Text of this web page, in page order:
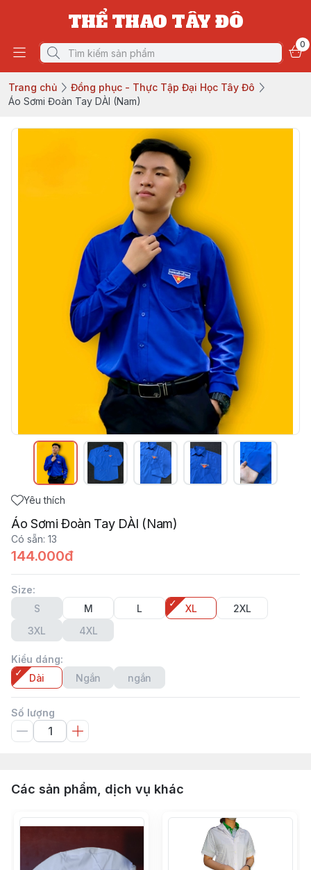
THỂ THAO TÂY ĐÔ
0
Trang chủ
Đồng phục - Thực Tập Đại Học Tây Đô
Áo Sơmi Đoàn Tay DÀI (Nam)
Yêu thích
Áo Sơmi Đoàn Tay DÀI (Nam)
Có sẵn: 13
144.000đ
Size:
S
M L XL
2XL
3XL
4XL
Kiểu dáng:
Dài
Ngắn ngắn
Số lượng
Các sản phẩm, dịch vụ khác